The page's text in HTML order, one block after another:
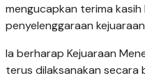
mengucapkan terima
penyelenggaraan
Ia berharap Kejuaraan
terus dilaksanakan secara